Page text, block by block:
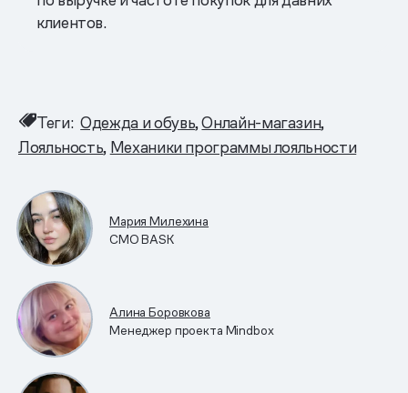
клиентов.
Теги: Одежда и обувь Онлайн-магазин
Лояльность Механики программы лояльности
Мария Милехина
CMO BASK
Алина Боровкова
Менеджер проекта Mindbox